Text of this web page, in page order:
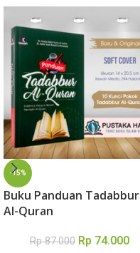
-15%
Buku Panduan Tadabbur
Al-Quran
Rp87.000 Rp 74.000